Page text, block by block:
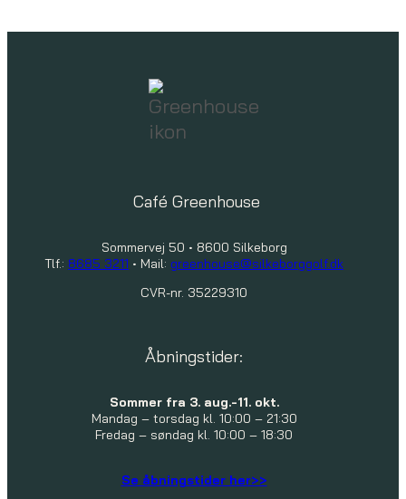
Café Greenhouse
Sommervej 50 • 8600 Silkeborg
Tlf.: 8685 3211 • Mail: greenhouse@silkeborggolf.dk
CVR-nr. 35229310
Åbningstider:
Sommer fra 3. aug.-11. okt.
Mandag – torsdag kl. 10:00 – 21:30
Fredag – søndag kl. 10:00 – 18:30
Se åbningstider her>>